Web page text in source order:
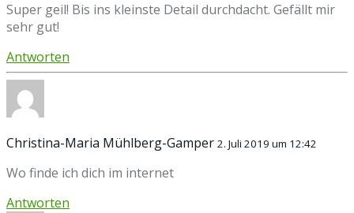
Super geil! Bis ins kleinste Detail durchdacht. Gefällt mir
sehr gut!
Antworten
Christina-Maria Mühlberg-Gamper 2. Juli 2019 um 12:42
Wo finde ich dich im internet
Antworten